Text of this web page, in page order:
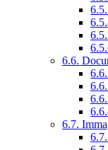
6.6.
6.7.